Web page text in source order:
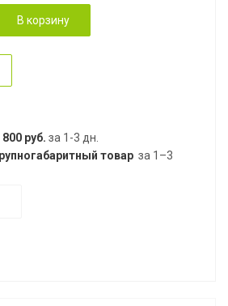
В корзину
800 руб. за 1-3 дн.
товар за 1–3